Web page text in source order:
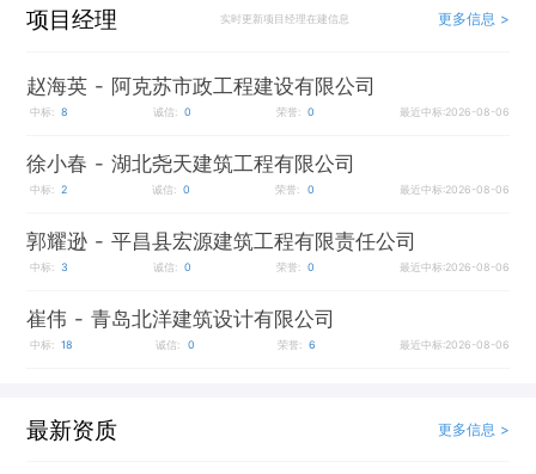
项目经理 实时更新项目经理在建信息 更多信息 >
赵海英 - 阿克苏市政工程建设有限公司
中标: 8 诚信: 0 荣誉: 0 最近中标:2026-08-06
徐小春 - 湖北尧天建筑工程有限公司
中标: 2 诚信: 0 荣誉: 0 最近中标:2026-08-06
郭耀逊 - 平昌县宏源建筑工程有限责任公司
中标: 3 诚信: 0 荣誉: 0 最近中标:2026-08-06
崔伟 - 青岛北洋建筑设计有限公司
中标: 18 诚信: 0 荣誉: 6 最近中标:2026-08-06
最新资质 更多信息 >